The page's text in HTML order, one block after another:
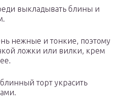
выкладывать блины и
нежные и тонкие, поэтому
ложки или вилки, крем
торт украсить